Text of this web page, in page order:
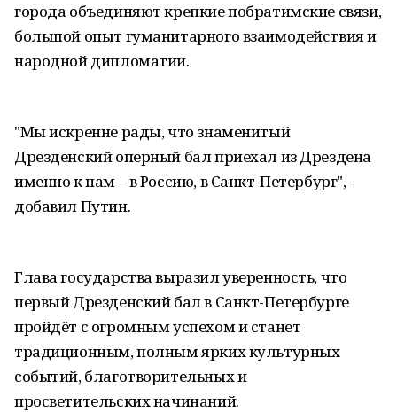
города объединяют крепкие побратимские связи,
большой опыт гуманитарного взаимодействия и
народной дипломатии.
"Мы искренне рады, что знаменитый
Дрезденский оперный бал приехал из Дрездена
именно к нам – в Россию, в Санкт-Петербург", -
добавил Путин.
Глава государства выразил уверенность, что
первый Дрезденский бал в Санкт-Петербурге
пройдёт с огромным успехом и станет
традиционным, полным ярких культурных
событий, благотворительных и
просветительских начинаний.